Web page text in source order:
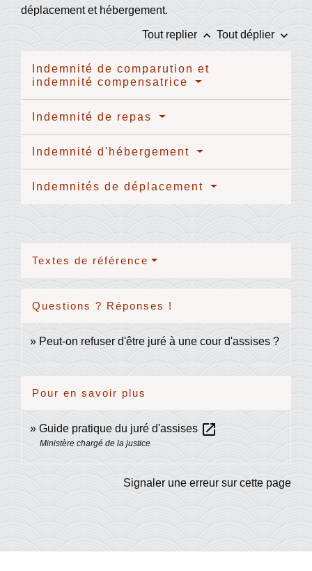
déplacement et hébergement.
Tout replier keyboard_arrow_up Tout déplier keyboard_arrow_down
Indemnité de comparution et
indemnité compensatrice
Indemnité de repas
Indemnité d'hébergement
Indemnités de déplacement
Textes de référence
Questions ? Réponses !
Peut-on refuser d'être juré à une cour d'assises ?
Pour en savoir plus
Guide pratique du juré d'assises open_in_new
Ministère chargé de la justice
Signaler une erreur sur cette page